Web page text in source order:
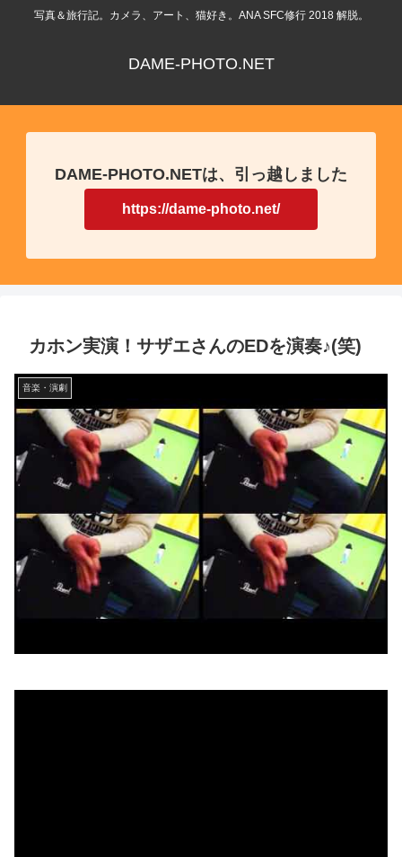
写真＆旅行記。カメラ、アート、猫好き。ANA SFC修行 2018 解脱。
DAME-PHOTO.NET
DAME-PHOTO.NETは、引っ越しました
https://dame-photo.net/
カホン実演！サザエさんのEDを演奏♪(笑)
音楽・演劇